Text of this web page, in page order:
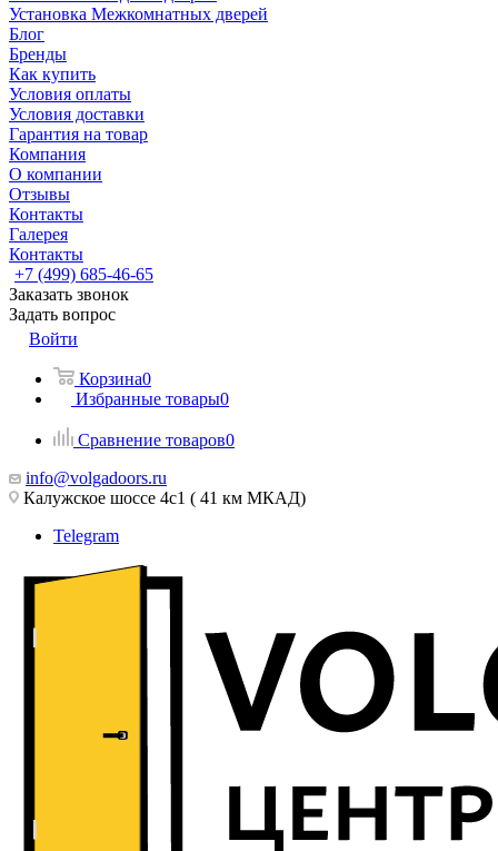
Установка Межкомнатных дверей
Блог
Бренды
Как купить
Условия оплаты
Условия доставки
Гарантия на товар
Компания
О компании
Отзывы
Контакты
Галерея
Контакты
+7 (499) 685-46-65
Заказать звонок
Задать вопрос
Войти
Корзина0
Избранные товары0
Сравнение товаров0
info@volgadoors.ru
Калужское шоссе 4с1 ( 41 км МКАД)
Telegram